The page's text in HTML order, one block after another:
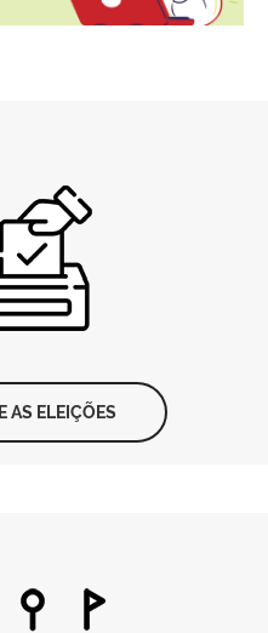
AS ELEIÇÕES